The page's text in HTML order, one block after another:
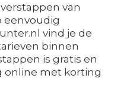
van
eenvoudig
vind je de
binnen
is gratis en
online met korting